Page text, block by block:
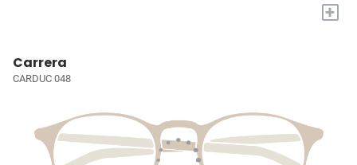
+
Carrera
CARDUC 048